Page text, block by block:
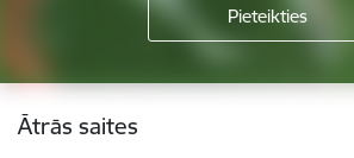
Kājene
Ātrās saites